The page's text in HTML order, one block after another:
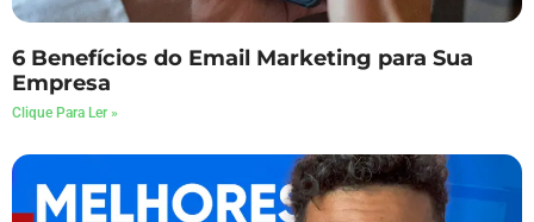
6 Benefícios do Email Marketing para Sua
Empresa
Clique Para Ler »